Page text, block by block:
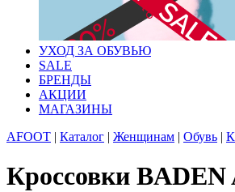
УХОД ЗА ОБУВЬЮ
SALE
БРЕНДЫ
АКЦИИ
МАГАЗИНЫ
AFOOT | Каталог | Женщинам | Обувь |
Кроссовки BADEN